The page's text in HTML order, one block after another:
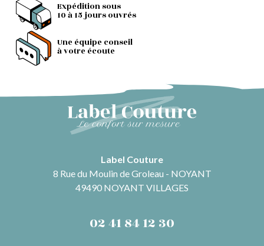
Expédition sous
10 à 15 jours ouvrés
Une équipe conseil
à votre écoute
Label Couture
8 Rue du Moulin de Groleau - NOYANT
49490 NOYANT VILLAGES
02 41 84 12 30